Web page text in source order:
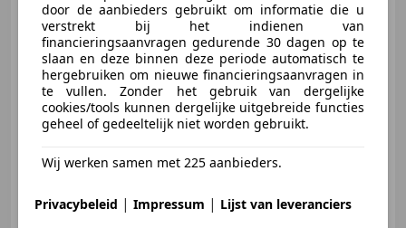
€ 3.950
03/2009 38.300 km Benzine 24 kW (33 PK)
door de aanbieders gebruikt om informatie die u
verstrekt bij het indienen van
financieringsaanvragen gedurende 30 dagen op te
slaan en deze binnen deze periode automatisch te
hergebruiken om nieuwe financieringsaanvragen in
te vullen. Zonder het gebruik van dergelijke
cookies/tools kunnen dergelijke uitgebreide functies
geheel of gedeeltelijk niet worden gebruikt.
Wij werken samen met 225 aanbieders.
Privacybeleid | Impressum | Lijst van leveranciers